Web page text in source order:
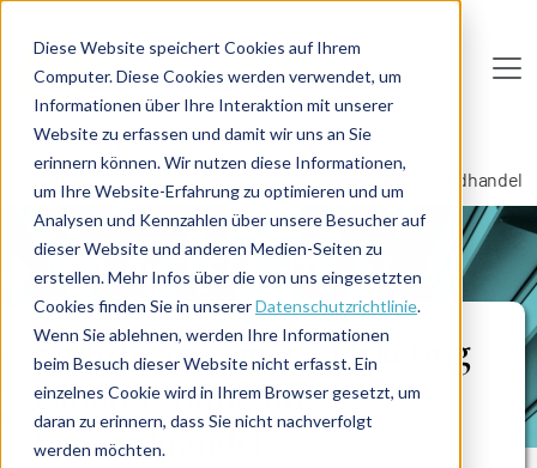
Diese Website speichert Cookies auf Ihrem
Computer. Diese Cookies werden verwendet, um
Informationen über Ihre Interaktion mit unserer
Website zu erfassen und damit wir uns an Sie
erinnern können. Wir nutzen diese Informationen,
um Ihre Website-Erfahrung zu optimieren und um
Analysen und Kennzahlen über unsere Besucher auf
dieser Website und anderen Medien-Seiten zu
erstellen. Mehr Infos über die von uns eingesetzten
Cookies finden Sie in unsererDatenschutzrichtlinie.
Wenn Sie ablehnen, werden Ihre Informationen
beim Besuch dieser Website nicht erfasst. Ein
einzelnes Cookie wird in Ihrem Browser gesetzt, um
daran zu erinnern, dass Sie nicht nachverfolgt
werden möchten.
Deutsc he InterimAG
Home Marketing
Digital Marketing
Einführung einer Marketing Cloud Lösung im Versandhandel
PROJEKTBERICHT
Einführung einer Marketing
Cloud Lösung im
Versandhandel